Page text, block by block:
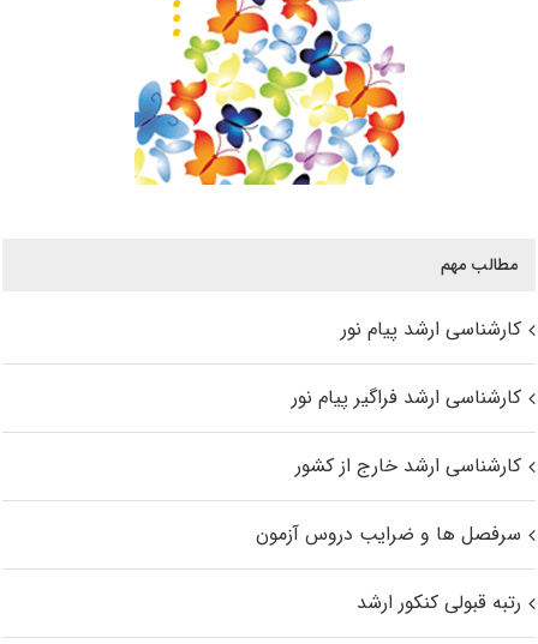
مطالب مهم
کارشناسی ارشد پیام نور
کارشناسی ارشد فراگیر پیام نور
کارشناسی ارشد خارج از کشور
سرفصل ها و ضرایب دروس آزمون
رتبه قبولی کنکور ارشد